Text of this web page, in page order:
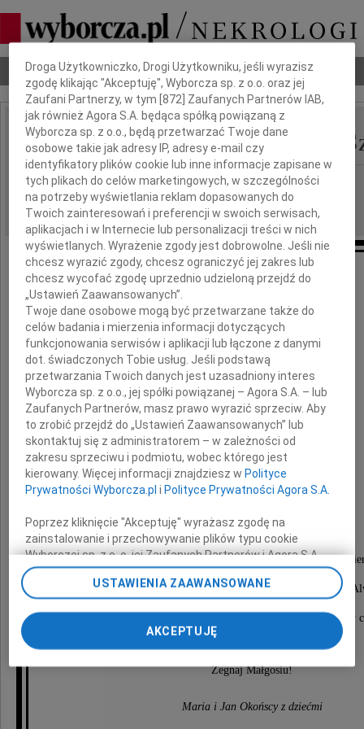
Nekrologi Odeszli Poradnik pogrzebowy
IMIĘ I NAZWISKO: Małgorzata Chylińska-
REGION: Kraków
DATA EMISJI: 08.10.2021
13 czerwca 2021 roku w Collado Villalba
odeszła nasza Przyjaciółka
Małgorzata
Chylińska-Szczygieł
Msza święta zostanie odprawiona w sobotę 9
o godzinie 10.30 w klasztorze OO. Bernardynów w
po czym nastąpi odprowadzenie Prochów na miejscowy
Żegnaj Małgosiu!
Maria i Jan Okońscy z dziećmi
Dbamy o Twoją prywatność
Droga Użytkowniczko, Drogi Użytkowniku, jeśli wyrazisz
zgodę klikając "Akceptuję", Wyborcza sp. z o.o. oraz jej
Zaufani Partnerzy, w tym [872 ] Zaufanych Partnerów IAB,
jak również Agora S.A. będąca spółką powiązaną z
Wyborcza sp. z o.o., będą przetwarzać Twoje dane
osobowe takie jak adresy IP, adresy e-mail czy
identyfikatory plików cookie lub inne informacje zapisane w
tych plikach do celów marketingowych, w szczególności
na potrzeby wyświetlania reklam dopasowanych do
Twoich zainteresowań i preferencji w swoich serwisach,
aplikacjach i w Internecie lub personalizacji treści w nich
wyświetlanych. Wyrażenie zgody jest dobrowolne. Jeśli nie
chcesz wyrazić zgody, chcesz ograniczyć jej zakres lub
chcesz wycofać zgodę uprzednio udzieloną przejdź do
„Ustawień Zaawansowanych”.
Twoje dane osobowe mogą być przetwarzane także do
celów badania i mierzenia informacji dotyczących
funkcjonowania serwisów i aplikacji lub łączone z danymi
dot. świadczonych Tobie usług. Jeśli podstawą
przetwarzania Twoich danych jest uzasadniony interes
Wyborcza sp. z o.o., jej spółki powiązanej – Agora S.A. – lub
Zaufanych Partnerów, masz prawo wyrazić sprzeciw. Aby
to zrobić przejdź do „Ustawień Zaawansowanych” lub
skontaktuj się z administratorem – w zależności od
zakresu sprzeciwu i podmiotu, wobec którego jest
kierowany. Więcej informacji znajdziesz w Polityce
Prywatności Wyborcza.pl i Polityce Prywatności Agora S.A.
Poprzez kliknięcie "Akceptuję" wyrażasz zgodę na
zainstalowanie i przechowywanie plików typu cookie
Wyborczej sp. z o. o. jej Zaufanych Partnerów i Agora S.A.
na Twoim urządzeniu końcowym. Możesz też w każdej
chwili zmienić swoje preferencje dot. plików cookie,
ponownie wywołując narzędzie do zarządzania Twoimi
preferencjami dot. przetwarzania danych poprzez
odnośnik „Ustawienia prywatności” w stopce serwisu i
przechodząc do sekcji „Ustawienia zaawansowane”.
Zmiana ustawień plików cookie możliwa jest także za
USTAWIENIA ZAAWANSOWANE
AKCEPTUJĘ